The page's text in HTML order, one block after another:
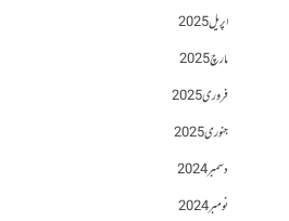
اپریل 2025
مارچ 2025
فروری 2025
جنوری 2025
دسمبر 2024
نومبر 2024